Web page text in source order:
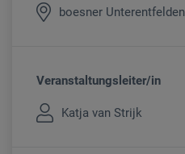
boesner Unterentfelden
Veranstaltungsleiter/in
Katja van Strijk